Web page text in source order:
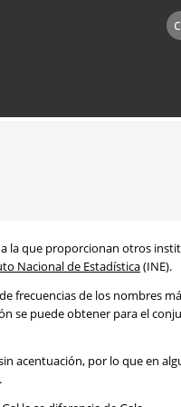
a la que proporcionan otros
Nacional de Estadística(INE).
frecuencias de los nombres
se puede obtener para el
acentuación, por lo que en